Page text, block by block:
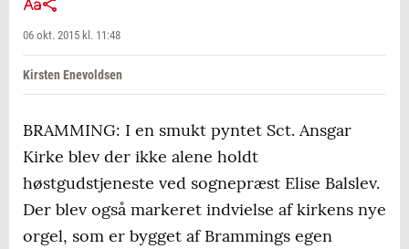
06 okt. 2015 kl. 11:48
Kirsten Enevoldsen
BRAMMING: I en smukt pyntet Sct. Ansgar
Kirke blev der ikke alene holdt
høstgudstjeneste ved sognepræst Elise Balslev.
Der blev også markeret indvielse af kirkens nye
orgel, som er bygget af Brammings egen